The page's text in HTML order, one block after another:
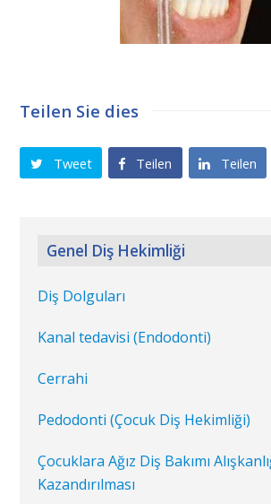
Teilen Sie dies
Tweet Teilen Teilen
Genel Diş Hekimliği
Diş Dolguları
Kanal tedavisi (Endodonti)
Cerrahi
Pedodonti (Çocuk Diş Hekimliği)
Çocuklara Ağız Diş Bakımı
Kazandırılması